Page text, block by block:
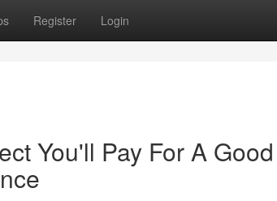
Register Login
You'll Pay For A